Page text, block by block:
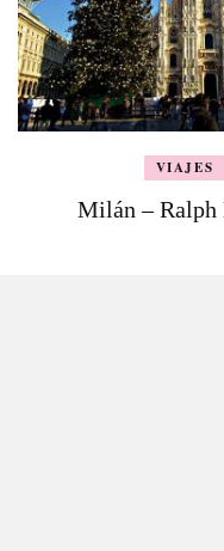
VIAJES
Milán – Ralph